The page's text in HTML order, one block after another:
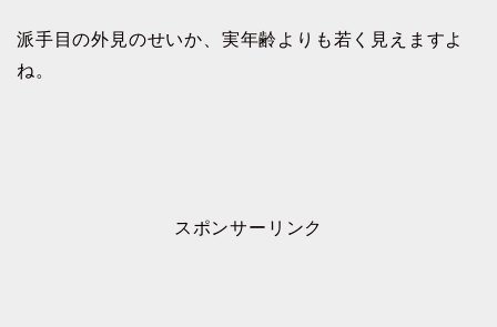
派手目の外見のせいか、実年齢よりも若く見えますよ
ね。
スポンサーリンク